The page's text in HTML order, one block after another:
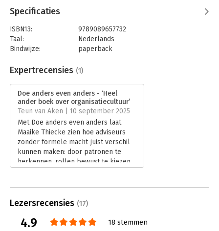
Specificaties
ISBN13:
9789089657732
Taal:
Nederlands
Bindwijze:
paperback
Uitgever:
Van Duuren Management
Verschijningsdatum:
Hoofdrubriek: Advisering, Verandermanagement
Expertrecensies (1)
Doe anders even anders - ‘Heel
ander boek over organisatiecultuur’
Teun van Aken | 10 september 2025
Met Doe anders even anders laat
Maaike Thiecke zien hoe adviseurs
zonder formele macht juist verschil
kunnen maken: door patronen te
herkennen, rollen bewust te kiezen
de verrassende inzichten en
Lees verder
Lezersrecensies (17)
4.9 18 stemmen